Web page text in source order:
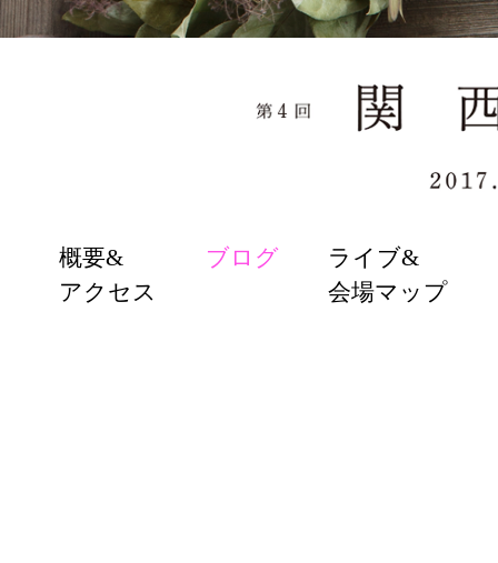
SKIP
TO
CONTENT
概要&
アクセス
ブログ
ライブ&
会場マップ